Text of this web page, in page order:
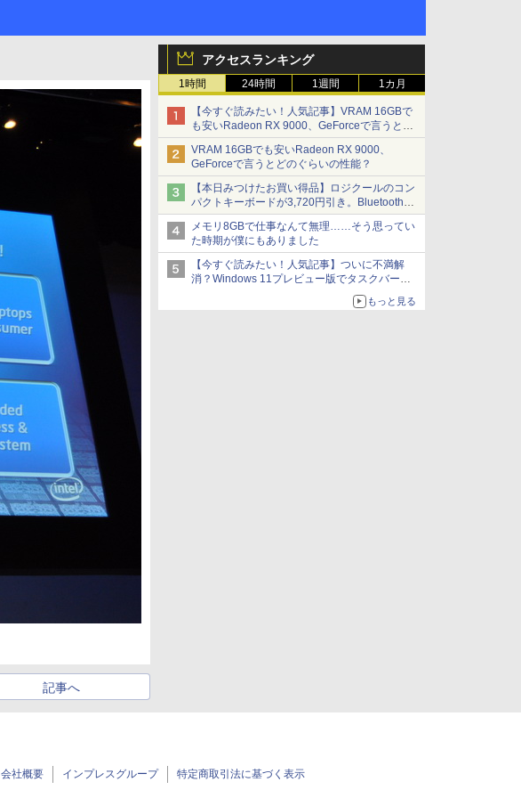
アクセスランキング
1時間 24時間 1週間 1カ月
【今すぐ読みたい！人気記事】VRAM 16GBで
も安いRadeon RX 9000、GeForceで言うとど
のぐらいの性能？ - PC Watch
VRAM 16GBでも安いRadeon RX 9000、
GeForceで言うとどのぐらいの性能？
【本日みつけたお買い得品】ロジクールのコン
パクトキーボードが3,720円引き。Bluetoothで3
台接続対応
メモリ8GBで仕事なんて無理……そう思ってい
た時期が僕にもありました
【今すぐ読みたい！人気記事】ついに不満解
消？Windows 11プレビュー版でタスクバーの
もっと見る
記事へ
会社概要 インプレスグループ 特定商取引法に基づく表示